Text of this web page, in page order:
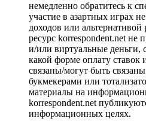
немедленно обратитесь к
участие в азартных играх
доходов или
ресурс korrespondent.net не
и/или виртуальные деньги,
какой форме оплату ставок
связаны/могут быть
букмекерами или
материалы на
korrespondent.net
информационных целях.